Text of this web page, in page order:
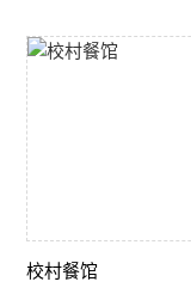
校村餐馆